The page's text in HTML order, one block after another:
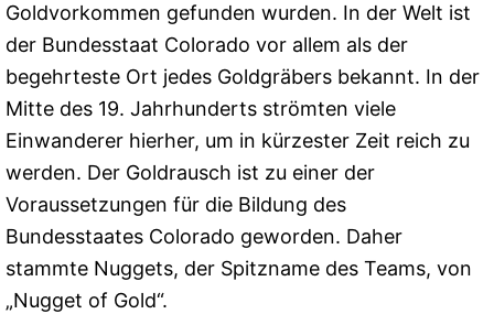
Goldvorkommen gefunden wurden. In der Welt ist
der Bundesstaat Colorado vor allem als der
begehrteste Ort jedes Goldgräbers bekannt. In der
Mitte des 19. Jahrhunderts strömten viele
Einwanderer hierher, um in kürzester Zeit reich zu
werden. Der Goldrausch ist zu einer der
Voraussetzungen für die Bildung des
Bundesstaates Colorado geworden. Daher
stammte Nuggets, der Spitzname des Teams, von
„Nugget of Gold“.